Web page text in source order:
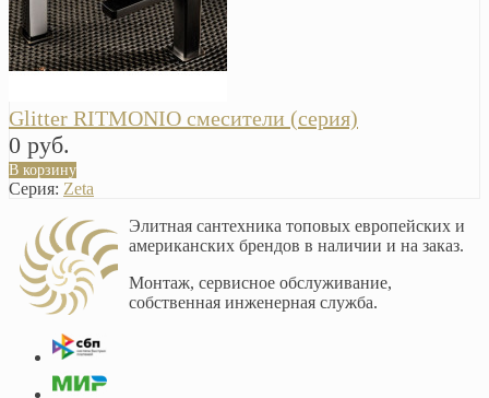
Glitter RITMONIO смесители (серия)
0 руб.
В корзину
Серия: Zeta
Элитная сантехника топовых европейских и
американских брендов в наличии и на заказ.
Монтаж, сервисное обслуживание,
собственная инженерная служба.